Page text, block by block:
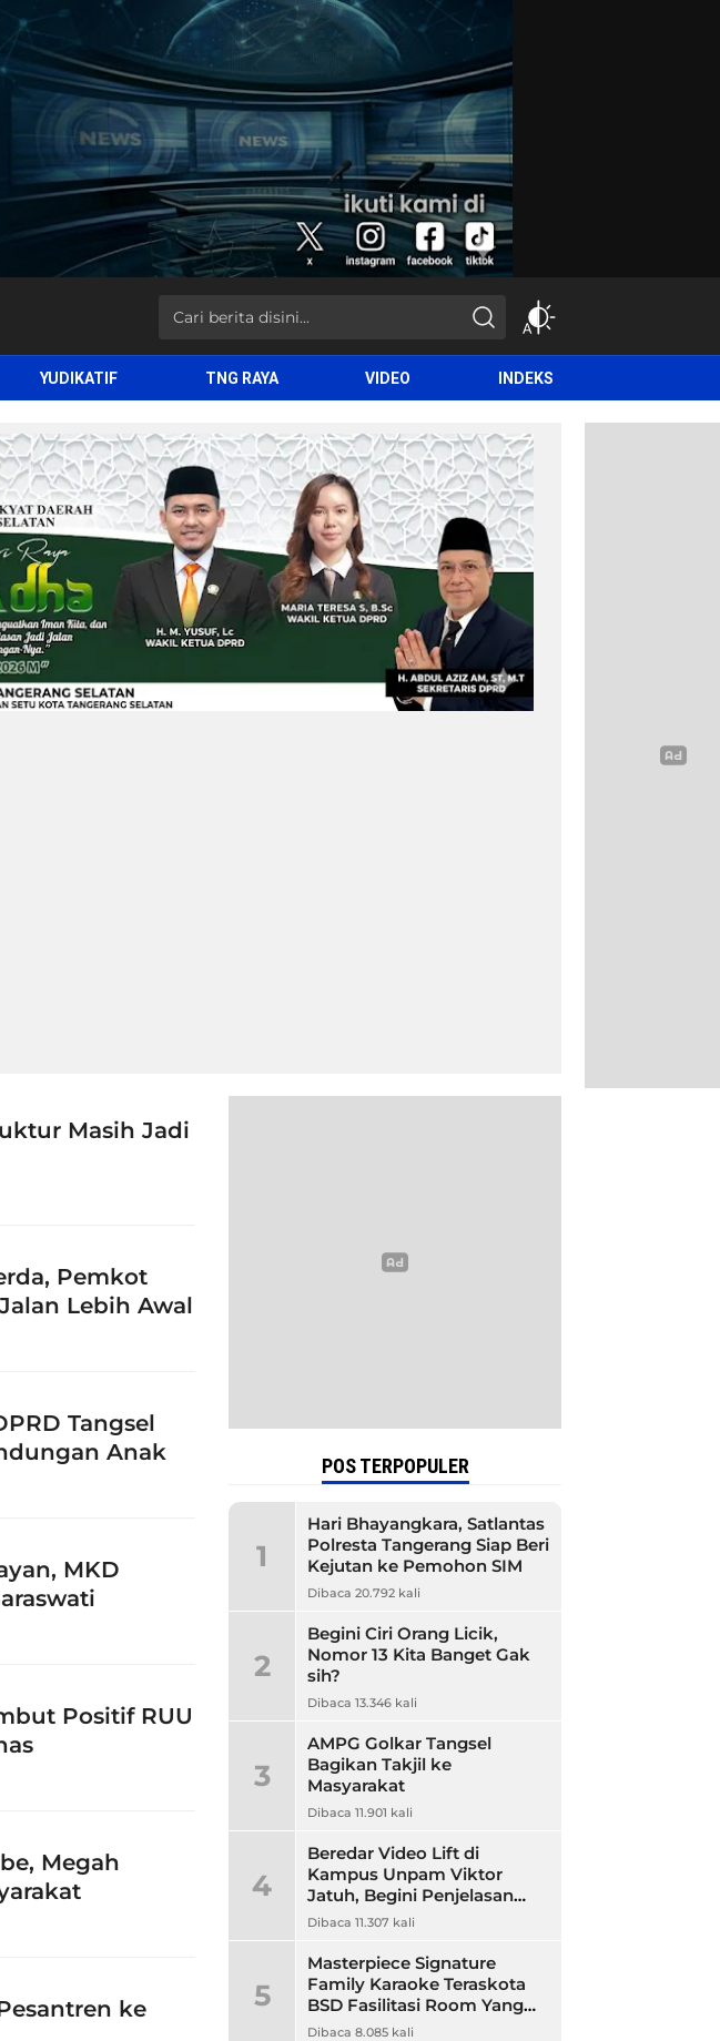
YUDIKATIF TNG RAYA VIDEO INDEKS
Masih Jadi
Pemkot
Lebih Awal
Tangsel
Anak
MKD
Positif RUU
Megah
ke
POS TERPOPULER
1
Hari Bhayangkara, Satlantas
Polresta Tangerang Siap Beri
Kejutan ke Pemohon SIM
Dibaca 20.792 kali
2
Begini Ciri Orang Licik,
Nomor 13 Kita Banget Gak
sih?
Dibaca 13.346 kali
3
AMPG Golkar Tangsel
Bagikan Takjil ke
Masyarakat
Dibaca 11.901 kali
4
Beredar Video Lift di
Kampus Unpam Viktor
Jatuh, Begini Penjelasan
Rektor Unpam
Dibaca 11.307 kali
5
Masterpiece Signature
Family Karaoke Teraskota
BSD Fasilitasi Room Yang
Nyaman dan Harga
Dibaca 8.085 kali